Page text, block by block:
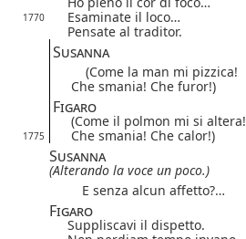
1770
Esaminate il loco…
Pensate al traditor.
Susanna
(Come la man mi pizzica!
Che smania! Che furor!)
Figaro
(Come il polmon mi si altera!
1775 Che smania! Che calor!)
Susanna
(Alterando la voce un poco.)
E senza alcun affetto?…
Figaro
Suppliscavi il dispetto.